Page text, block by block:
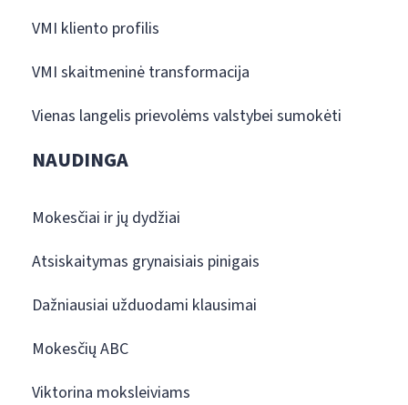
VMI kliento profilis
VMI skaitmeninė transformacija
Vienas langelis prievolėms valstybei sumokėti
NAUDINGA
Mokesčiai ir jų dydžiai
Atsiskaitymas grynaisiais pinigais
Dažniausiai užduodami klausimai
Mokesčių ABC
Viktorina moksleiviams